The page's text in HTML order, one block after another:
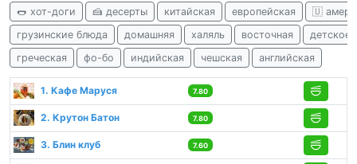
🌭 хот-доги
🍰 десерты китайская европейская
🇺
грузинские блюда
домашняя халяль восточная
детское
греческая
фо-бо индийская чешская английская
1. Кафе Маруся 7.80
2. Крутон Батон 7.80
3. Блин клуб 7.60